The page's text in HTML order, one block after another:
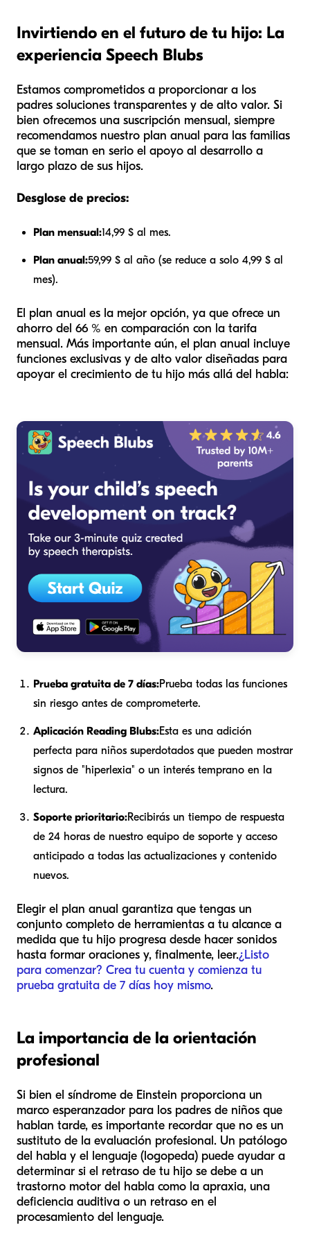
Invirtiendo en el futuro de tu hijo: La
experiencia Speech Blubs
Estamos comprometidos a proporcionar a los
padres soluciones transparentes y de alto valor. Si
bien ofrecemos una suscripción mensual, siempre
recomendamos nuestro plan anual para las familias
que se toman en serio el apoyo al desarrollo a
largo plazo de sus hijos.
Desglose de precios:
Plan mensual:14,99 $ al mes.
Plan anual:59,99 $ al año (se reduce a solo 4,99 $ al
mes).
El plan anual es la mejor opción, ya que ofrece un
ahorro del 66 % en comparación con la tarifa
mensual. Más importante aún, el plan anual incluye
funciones exclusivas y de alto valor diseñadas para
apoyar el crecimiento de tu hijo más allá del habla:
Prueba gratuita de 7 días:Prueba todas las funciones
sin riesgo antes de comprometerte.
Aplicación Reading Blubs:Esta es una adición
perfecta para niños superdotados que pueden mostrar
signos de "hiperlexia" o un interés temprano en la
lectura.
Soporte prioritario:Recibirás un tiempo de respuesta
de 24 horas de nuestro equipo de soporte y acceso
anticipado a todas las actualizaciones y contenido
nuevos.
Elegir el plan anual garantiza que tengas un
conjunto completo de herramientas a tu alcance a
medida que tu hijo progresa desde hacer sonidos
hasta formar oraciones y, finalmente, leer.¿Listo
para comenzar? Crea tu cuenta y comienza tu
prueba gratuita de 7 días hoy mismo.
La importancia de la orientación
profesional
Si bien el síndrome de Einstein proporciona un
marco esperanzador para los padres de niños que
hablan tarde, es importante recordar que no es un
sustituto de la evaluación profesional. Un patólogo
del habla y el lenguaje (logopeda) puede ayudar a
determinar si el retraso de tu hijo se debe a un
trastorno motor del habla como la apraxia, una
deficiencia auditiva o un retraso en el
procesamiento del lenguaje.